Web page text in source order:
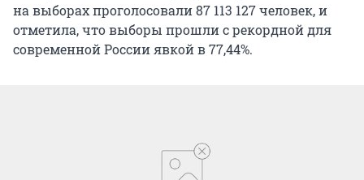
на выборах проголосовали 87 113 127 человек, и
отметила, что выборы прошли с рекордной для
современной России явкой в 77,44%.